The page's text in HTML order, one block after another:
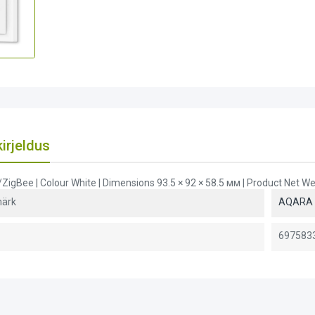
| Colour White | Dimensions 93.5 × 92 × 58.5 мм | Product Net
AQARA